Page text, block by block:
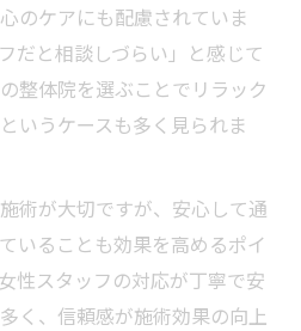
のケアにも配慮されていま
だと相談しづらい」と感じて
整体院を選ぶことでリラック
いうケースも多く見られま
術が大切ですが、安心して通
いることも効果を高めるポイ
性スタッフの対応が丁寧で安
く、信頼感が施術効果の向上